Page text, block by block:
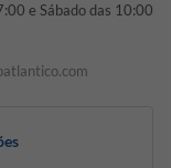
e Sábado das 10:00